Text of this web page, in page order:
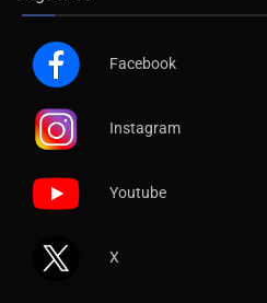
Facebook
Instagram
Youtube
X